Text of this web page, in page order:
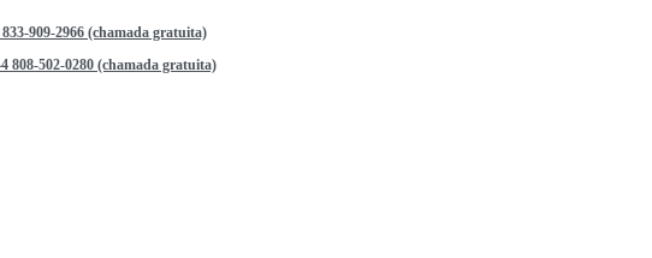
909-2966 (chamada gratuita)
808-502-0280 (chamada gratuita)